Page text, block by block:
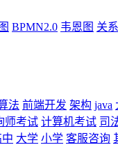
BPMN2.0 韦恩图 关
法 前端开发 架构 java
师考试 计算机考试 司
中 大学 小学 客服咨询